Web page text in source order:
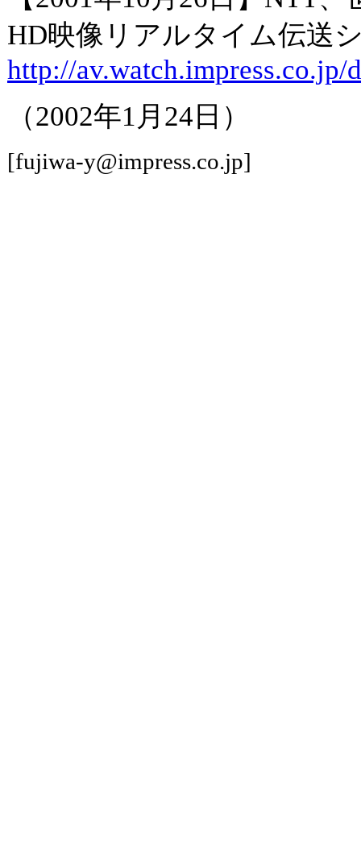
HD映像リアルタイム伝送
http://av.watch.impress.co.jp/
（2002年1月24日）
[fujiwa-y@impress.co.jp]